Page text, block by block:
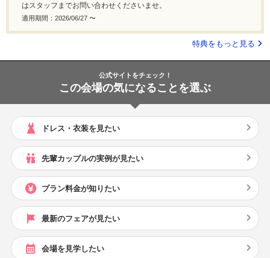
はスタッフまでお問い合わせくださいませ。
適用期間：2026/06/27 〜
特典をもっと見る
公式サイトをチェック！
この会場の気になることを選ぶ
ドレス・衣装を見たい
先輩カップルの実例が見たい
プラン料金が知りたい
最新のフェアが見たい
会場を見学したい